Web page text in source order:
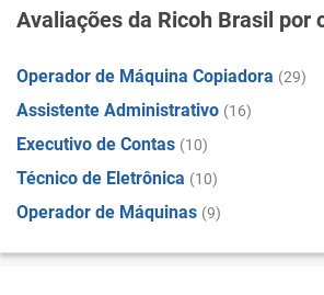
Avaliações da Ricoh Brasil por
Operador de Máquina Copiadora (29)
Assistente Administrativo (16)
Executivo de Contas (10)
Técnico de Eletrônica (10)
Operador de Máquinas (9)